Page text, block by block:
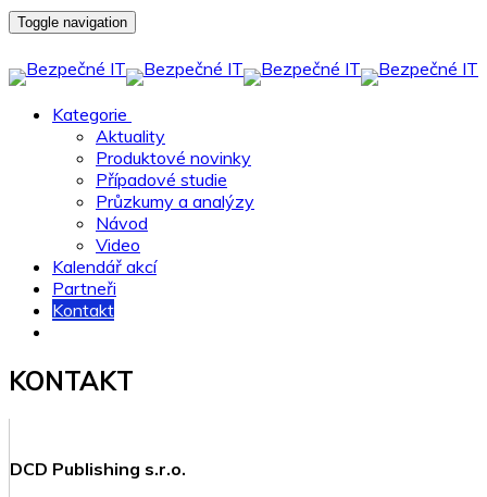
Toggle navigation
Kategorie
Aktuality
Produktové novinky
Případové studie
Průzkumy a analýzy
Návod
Video
Kalendář akcí
Partneři
Kontakt
KONTAKT
DCD Publishing s.r.o.